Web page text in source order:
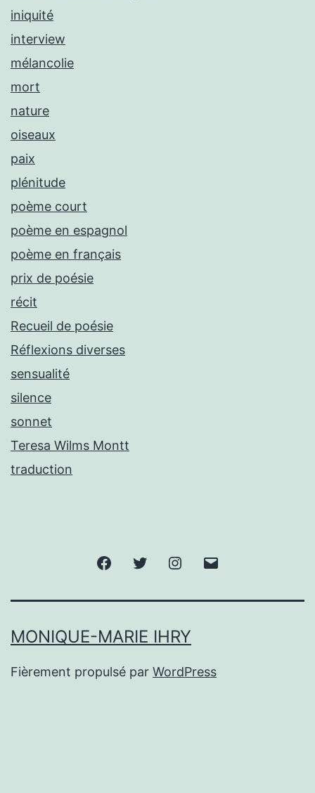
iniquité
interview
mélancolie
mort
nature
oiseaux
paix
plénitude
poème court
poème en espagnol
poème en français
prix de poésie
récit
Recueil de poésie
Réflexions diverses
sensualité
silence
sonnet
Teresa Wilms Montt
traduction
FacebookTwitter Instagram
MONIQUE-MARIE IHRY
Fièrement propulsé par WordPress